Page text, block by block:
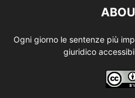
Ogni giorno le sentenze più
giuridico